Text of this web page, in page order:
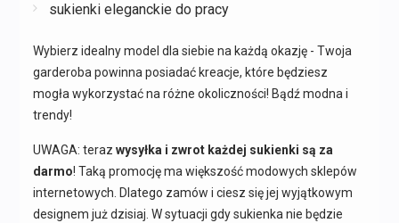
sukienki eleganckie do pracy
Wybierz idealny model dla siebie na każdą okazję - Twoja
garderoba powinna posiadać kreacje, które będziesz
mogła wykorzystać na różne okoliczności! Bądź modna i
trendy!
UWAGA: teraz wysyłka i zwrot każdej sukienki są za
darmo! Taką promocję ma większość modowych sklepów
internetowych. Dlatego zamów i ciesz się jej wyjątkowym
designem już dzisiaj. W sytuacji gdy sukienka nie będzie